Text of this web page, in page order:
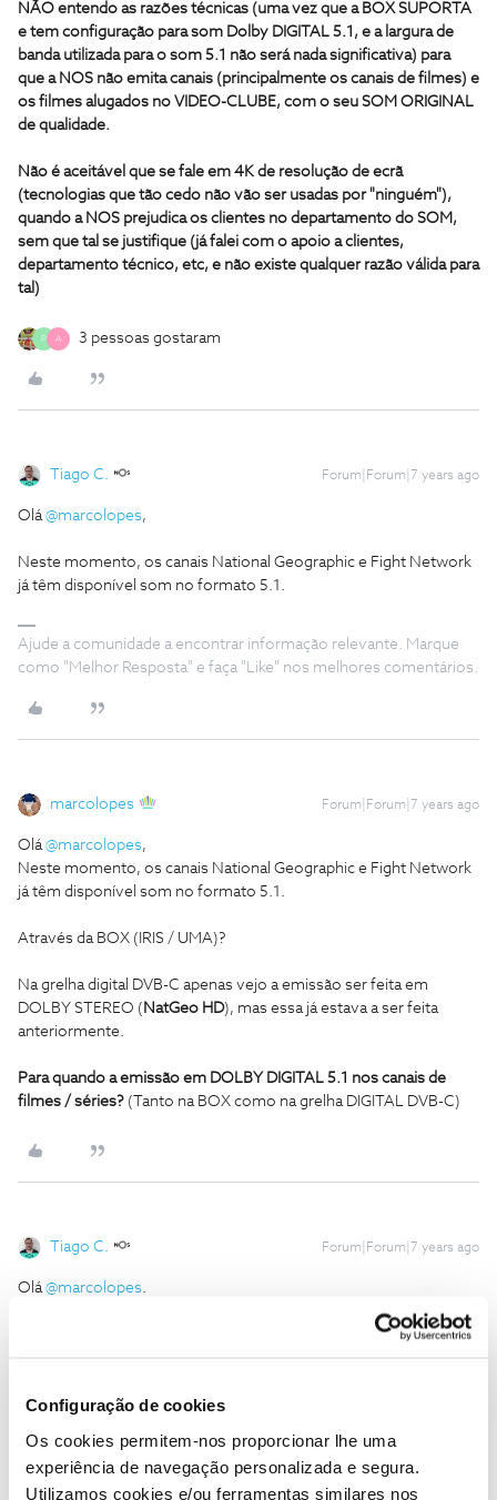
Configuração de cookies
Os cookies permitem-nos proporcionar lhe uma
experiência de navegação personalizada e segura.
Utilizamos cookies e/ou ferramentas similares nos
NÃO entendo as razões técnicas (uma vez que a BOX SUPORTA
e tem configuração para som Dolby DIGITAL 5.1, e a largura de
banda utilizada para o som 5.1 não será nada significativa) para
que a NOS não emita canais (principalmente os canais de filmes) e
os filmes alugados no VIDEO-CLUBE, com o seu SOM ORIGINAL
de qualidade.
Não é aceitável que se fale em 4K de resolução de ecrã
(tecnologias que tão cedo não vão ser usadas por "ninguém"),
quando a NOS prejudica os clientes no departamento do SOM,
sem que tal se justifique (já falei com o apoio a clientes,
departamento técnico, etc, e não existe qualquer razão válida para
tal)
P A 3 pessoas gostaram
Tiago C. Forum|Forum|7 years ago
Olá@marcolopes,
Neste momento, os canais National Geographic e Fight Network
já têm disponível som no formato 5.1.
Ajude a comunidade a encontrar informação relevante. Marque
como "Melhor Resposta" e faça "Like" nos melhores comentários.
marcolopes Forum|Forum|7 years ago
Olá@marcolopes,
Neste momento, os canais National Geographic e Fight Network
já têm disponível som no formato 5.1.
Através da BOX (IRIS / UMA)?
Na grelha digital DVB-C apenas vejo a emissão ser feita em
DOLBY STEREO ( NatGeo HD), mas essa já estava a ser feita
anteriormente.
Para quando a emissão em DOLBY DIGITAL 5.1 nos canais de
filmes / séries? (Tanto na BOX como na grelha DIGITAL DVB-C)
Tiago C. Forum|Forum|7 years ago
Olá@marcolopes.
Sim, os canais estão disponíveis através da box Iris e UMA.
sendo que a box precisa de estar ligada à TV através de cabo
Ajude a comunidade a encontrar informação relevante. Marque